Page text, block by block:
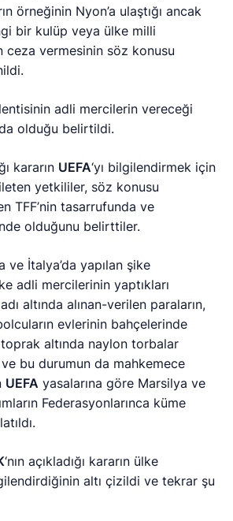
örneğinin Nyon’a ulaştığı ancak
bir kulüp veya ülke milli
ceza vermesinin söz konusu
adli mercilerin vereceği
olduğu belirtildi.
kararın UEFA‘yı bilgilendirmek için
yetkililer, söz konusu
TFF’nin tasarrufunda ve
olduğunu belirttiler.
ve İtalya’da yapılan şike
adli mercilerinin yaptıkları
altında alınan-verilen paraların,
evlerinin bahçelerinde
toprak altında naylon torbalar
bu durumun da mahkemece
UEFA yasalarına göre Marsilya ve
Federasyonlarınca küme
‘nın açıkladığı kararın ülke
altı çizildi ve tekrar şu